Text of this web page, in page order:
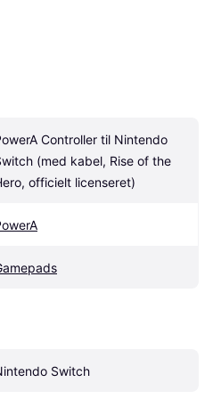
Controller til Nintendo
(med kabel, Rise of the
officielt licenseret)
Switch